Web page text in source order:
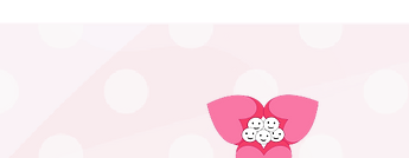
ありますか？」と尋ねても、ふた
ごの妊娠、ましてや初めての妊娠